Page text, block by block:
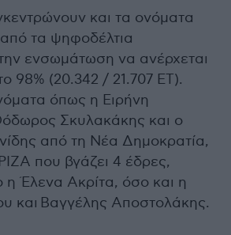
και τα ονόματα
τα ψηφοδέλτια
ενσωμάτωση να ανέρχεται
98% (20.342 / 21.707 ΕΤ).
όπως η Ειρήνη
Σκυλακάκης και ο
από τη Νέα Δημοκρατία,
που βγάζει 4 έδρες,
η Έλενα Ακρίτα, όσο και η
και Βαγγέλης Αποστολάκης.